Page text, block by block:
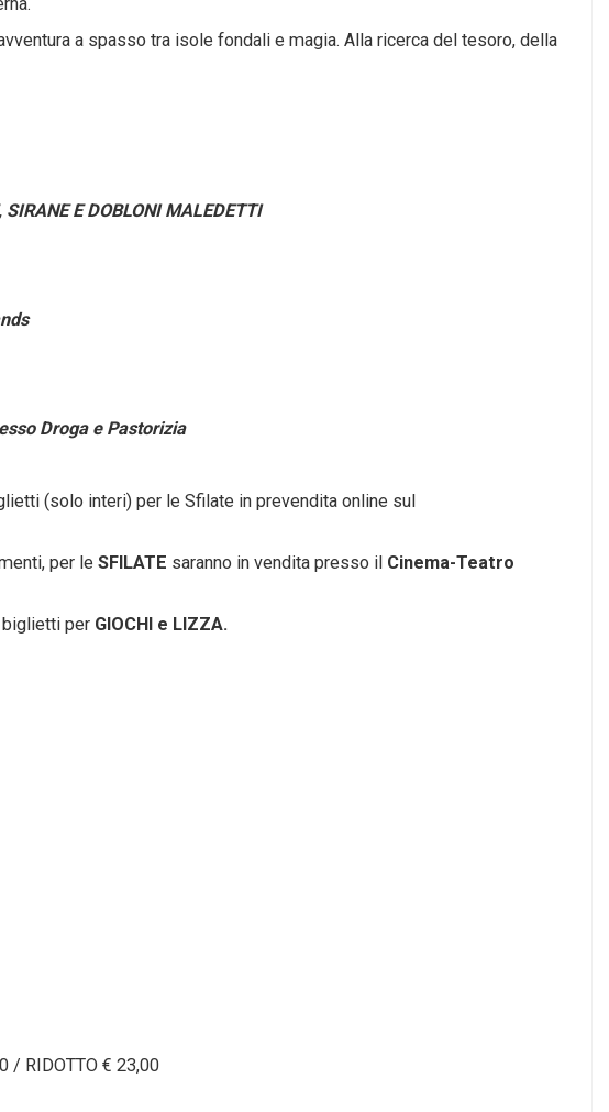
a spasso tra isole fondali e magia. Alla ricerca del tesoro, della
SIRANE E DOBLONI MALEDETTI
Droga e Pastorizia
(solo interi) per le Sfilate in prevendita online sul
per le SFILATE saranno in vendita presso il Cinema-Teatro
biglietti per GIOCHI e LIZZA.
/ RIDOTTO € 23,00